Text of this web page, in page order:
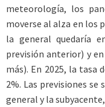
meteorología, los
moverse al alza en los
la general quedaría
previsión anterior) y
más). En 2025, la tasa
2%. Las previsiones se
general y la